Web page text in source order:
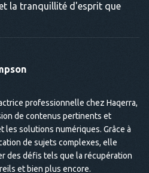
la tranquillité d'esprit que
professionnelle chez Haqerra,
de contenus pertinents et
les solutions numériques. Grâce à
de sujets complexes, elle
des défis tels que la récupération
et bien plus encore.